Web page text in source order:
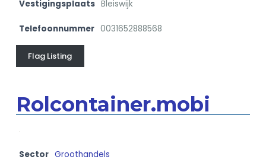
Vestigingsplaats Bleiswijk
Telefoonnummer 0031652888568
Flag Listing
Rolcontainer.mobi
Sector Groothandels